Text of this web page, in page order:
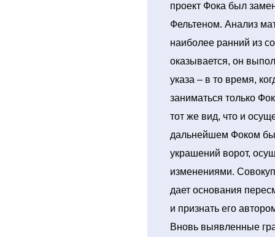
проект Фока был
Фельтеном. Анализ
наиболее ранний из
оказывается, он
указа – в то время,
заниматься только
тот же вид, что и
дальнейшем Фоком
украшений ворот,
изменениями.
дает основания
и признать его
Вновь выявленные